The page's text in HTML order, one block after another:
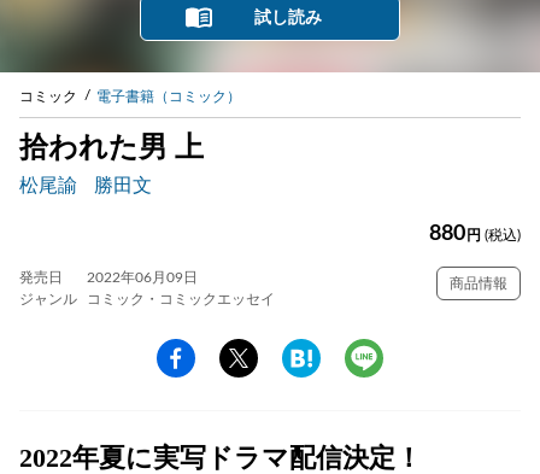
試し読み
コミック 電子書籍（コミック）
拾われた男 上
松尾諭 勝田文
880 円 (税込)
発売日
2022年06月09日
ジャンル
コミック・コミックエッセイ
商品情報
2022年夏に実写ドラマ配信決定！